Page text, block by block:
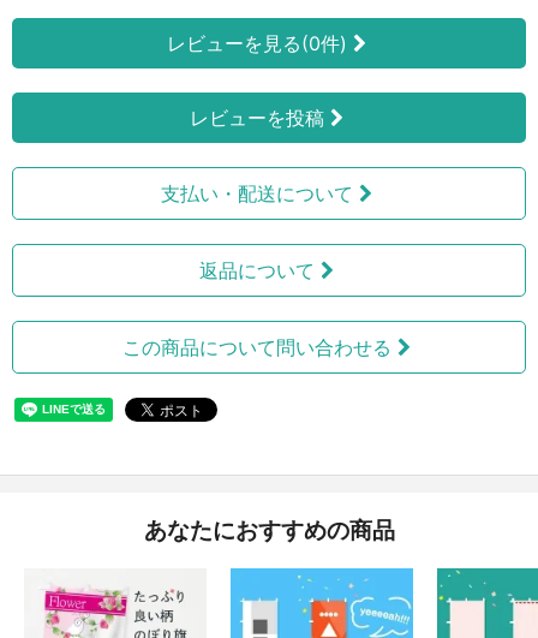
レビューを見る(0件)
レビューを投稿
支払い・配送について
返品について
この商品について問い合わせる
あなたにおすすめの商品